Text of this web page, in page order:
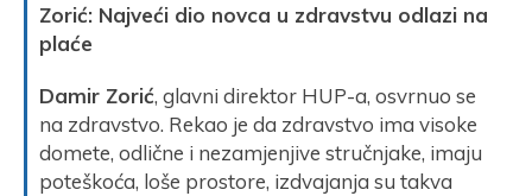
Zorić: Najveći dio novca u zdravstvu odlazi na
plaće
Damir Zorić, glavni direktor HUP-a, osvrnuo se
na zdravstvo. Rekao je da zdravstvo ima visoke
domete, odlične i nezamjenjive stručnjake, imaju
poteškoća, loše prostore, izdvajanja su takva